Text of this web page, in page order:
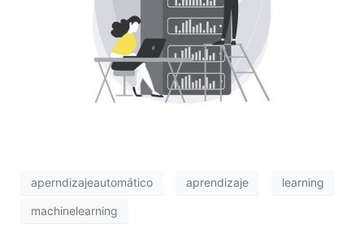
aperndizajeautomático aprendizaje learning
machinelearning